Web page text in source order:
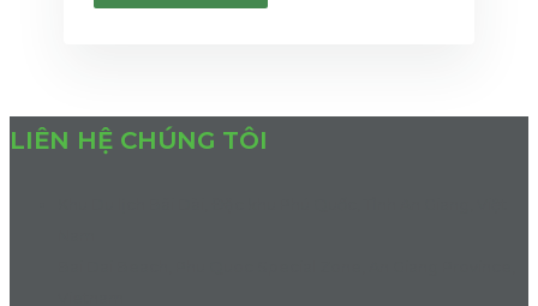
LIÊN HỆ CHÚNG TÔI